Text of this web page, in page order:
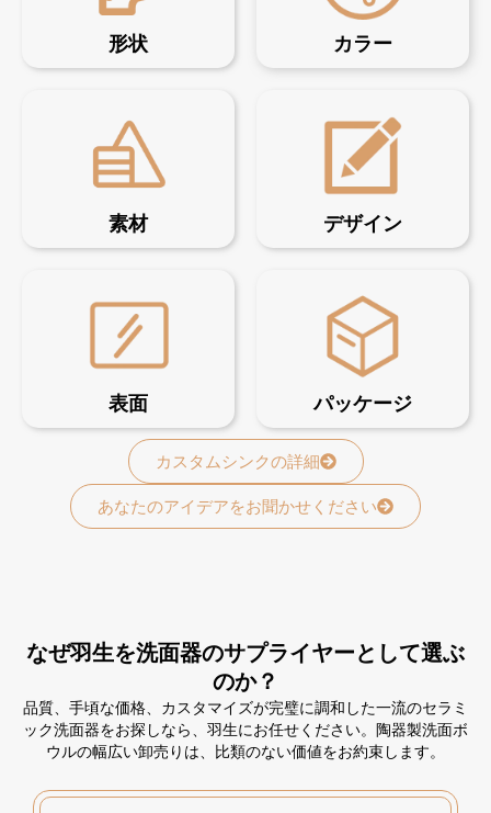
形状 カラー
素材 デザイン
表面 パッケージ
カスタムシンクの詳細
あなたのアイデアをお聞かせください
なぜ羽生を洗面器のサプライヤーとして選ぶ
のか？
品質、手頃な価格、カスタマイズが完璧に調和した一流のセラミ
ック洗面器をお探しなら、羽生にお任せください。陶器製洗面ボ
ウルの幅広い卸売りは、比類のない価値をお約束します。